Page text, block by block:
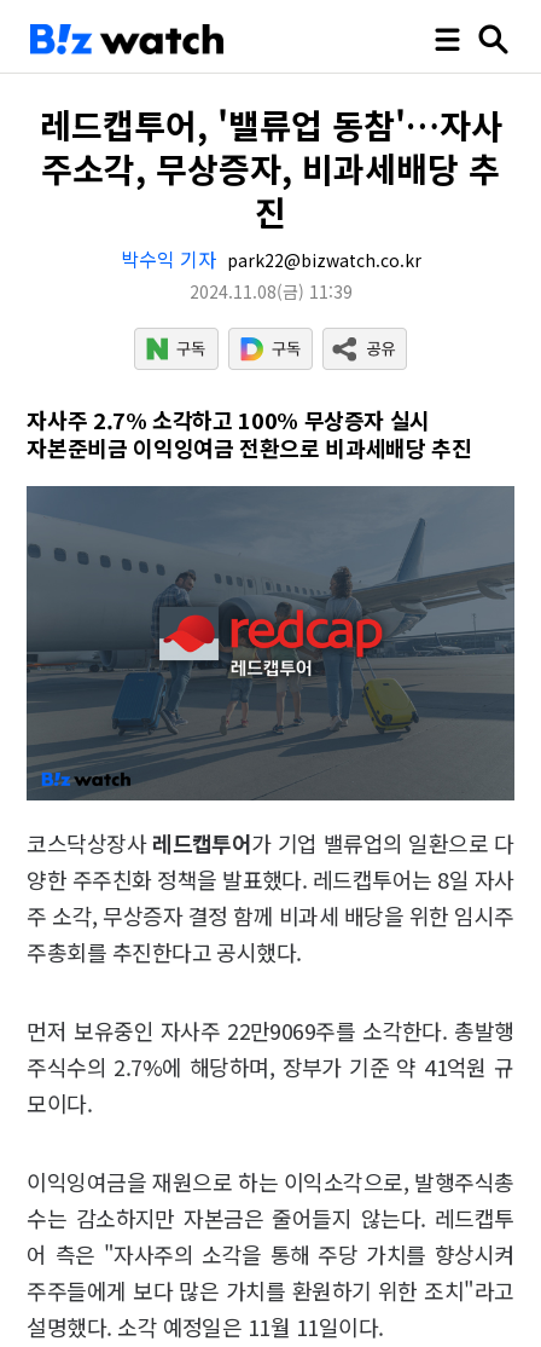
레드캡투어, '밸류업 동참'…자사
주소각, 무상증자, 비과세배당 추
진
박수익 기자 park22@bizwatch.co.kr
2024.11.08(금) 11:39
자사주 2.7% 소각하고 100% 무상증자 실시
자본준비금 이익잉여금 전환으로 비과세배당 추진
코스닥상장사레드캡투어가 기업 밸류업의 일환으로 다
양한 주주친화 정책을 발표했다. 레드캡투어는 8일 자사
주 소각, 무상증자 결정 함께 비과세 배당을 위한 임시주
주총회를 추진한다고 공시했다.
먼저 보유중인 자사주 22만9069주를 소각한다. 총발행
주식수의 2.7%에 해당하며, 장부가 기준 약 41억원 규
모이다.
이익잉여금을 재원으로 하는 이익소각으로, 발행주식총
수는 감소하지만 자본금은 줄어들지 않는다. 레드캡투
어 측은 "자사주의 소각을 통해 주당 가치를 향상시켜
주주들에게 보다 많은 가치를 환원하기 위한 조치"라고
설명했다. 소각 예정일은 11월 11일이다.